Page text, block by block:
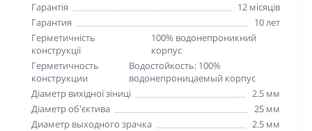
Гарантія
12 місяців
Гарантия
10 лет
Герметичність
конструкції
100% водонепроникний
корпус
Герметичность
конструкции
Водостойкость: 100%
водонепроницаемый корпус
Діаметр вихідної зіниці
2.5 мм
Діаметр об'єктива
25 мм
Диаметр выходного зрачка
2.5 мм